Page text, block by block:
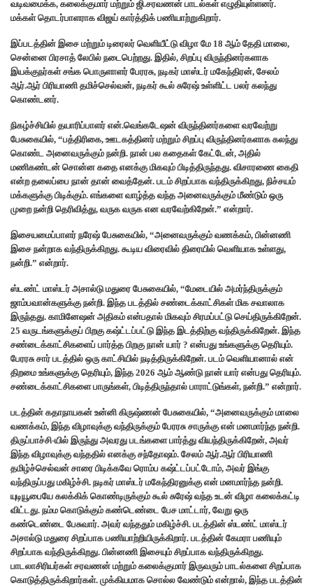
வடிவமைக்க, கலைக்குமார் மற்றும் ஜி.சரவணன் பாடல்கள் எழுதியுள்ளனர்.
மக்கள் தொடர்பாளராக விஜய் கார்த்திக் பணியாற்றுகிறார்.
இப்படத்தின் இசை மற்றும் டிரைலர் வெளியீட்டு விழா மே 18 ஆம் தேதி மாலை,
சென்னை பிரசாத் லேபில் நடைபெற்றது. இதில், சிறப்பு விருந்தினர்களாக
இயக்குநர்கள் சங்க பொருளாளர் பேரரசு, நடிகர் மாஸ்டர் மகேந்திரன், சேலம்
ஆர்.ஆர் பிரியாணி தமிச்செல்வன், நடிகர் கூல் சுரேஷ் உள்ளிட்ட பலர் கலந்து
கொண்டனர்.
நிகழ்ச்சியில் தயாரிப்பாளர் என்.வெங்கடேஷன் விருந்தினர்களை வரவேற்று
பேசுகையில், “பத்திரிகை, ஊடகத்தினர் மற்றும் சிறப்பு விருந்தினர்களாக கலந்து
கொண்ட அனைவருக்கும் நன்றி. நான் பல கதைகள் கேட்டேன், அதில்
மணிகண்டன் சொன்ன கதை எனக்கு மிகவும் பிடித்திருந்தது. விசாரணை கைதி
என்ற தலைப்பை நான் தான் வைத்தேன். படம் சிறப்பாக வந்திருக்கிறது, நிச்சயம்
மக்களுக்கு பிடிக்கும். எங்களை வாழ்த்த வந்த அனைவருக்கும் மீண்டும் ஒரு
முறை நன்றி தெரிவித்து, வருக வருக என வரவேற்கிறேன்.” என்றார்.
இசையமைப்பாளர் நரேஷ் பேசுகையில், “அனைவருக்கும் வணக்கம், பின்னணி
இசை நன்றாக வந்திருக்கிறது. கூடிய விரைவில் திரையில் வெளியாக உள்ளது,
நன்றி.” என்றார்.
ஸ்டண்ட் மாஸ்டர் அசால்டு மதுரை பேசுகையில், “மேடையில் அமர்ந்திருக்கும்
ஜாம்பவான்களுக்கு நன்றி. இந்த படத்தில் சண்டைக்காட்சிகள் மிக சவாலாக
இருந்தது. காமினேஷன் அதிகம் என்பதால் மிகவும் சிரமப்பட்டு செய்திருக்கிறேன்.
25 வருடங்களுக்குப் பிறகு கஷ்ட்டப்பட்டு இந்த இடத்திற்கு வந்திருக்கிறேன். இந்த
சண்டைக்காட்சிகளைப் பார்த்த பிறகு நான் யார் ? என்பது உங்களுக்கு தெரியும்.
பேரரசு சார் படத்தில் ஒரு காட்சியில் நடித்திருக்கிறேன். படம் வெளியானால் என்
திறமை உங்களுக்கு தெரியும், இந்த 2026 ஆம் ஆண்டு நான் யார் என்பது தெரியும்.
சண்டைக்காட்சிகளை பாருங்கள், பிடித்திருந்தால் பாராட்டுங்கள், நன்றி.” என்றார்.
படத்தின் கதாநாயகன் உன்னி கிருஷ்ணன் பேசுகையில், “அனைவருக்கும் மாலை
வணக்கம், இந்த விழாவுக்கு வந்திருக்கும் பேரரசு சாருக்கு என் மனமார்ந்த நன்றி.
திருப்பாச்சி-யில் இருந்து அவரது படங்களை பார்த்து வியந்திருக்கிறேன், அவர்
இந்த விழாவுக்கு வந்ததில் எனக்கு சந்தோஷம். சேலம் ஆர்.ஆர் பிரியாணி
தமிழ்ச்செல்வன் சாரை பிடிக்கவே ரொம்ப கஷ்ட்டப்பட்டோம், அவர் இங்கு
வந்திருப்பது மகிழ்ச்சி. நடிகர் மாஸ்டர் மகேந்திரனுக்கு என் மனமார்ந்த நன்றி.
யுடியூபையே கலக்கிக் கொண்டிருக்கும் கூல் சுரேஷ் வந்த உடன் விழா கலைக்கட்டி
விட்டது. நம்ம கொடுக்கும் கண்டெண்டை பேச மாட்டார், வேறு ஒரு
கண்டெண்டை பேசுவார். அவர் வந்ததும் மகிழ்ச்சி. படத்தின் ஸ்டண்ட் மாஸ்டர்
அசால்டு மதுரை சிறப்பாக பணியாற்றியிருக்கிறார். படத்தின் கேமரா பணியும்
சிறப்பாக வந்திருக்கிறது. பின்னணி இசையும் சிறப்பாக வந்திருக்கிறது.
பாடலாசிரியர்கள் சரவணன் மற்றும் கலைக்குமார் இருவரும் பாடல்களை சிறப்பாக
கொடுத்திருக்கிறார்கள். முக்கியமாக சொல்ல வேண்டும் என்றால், இந்த படத்தின்